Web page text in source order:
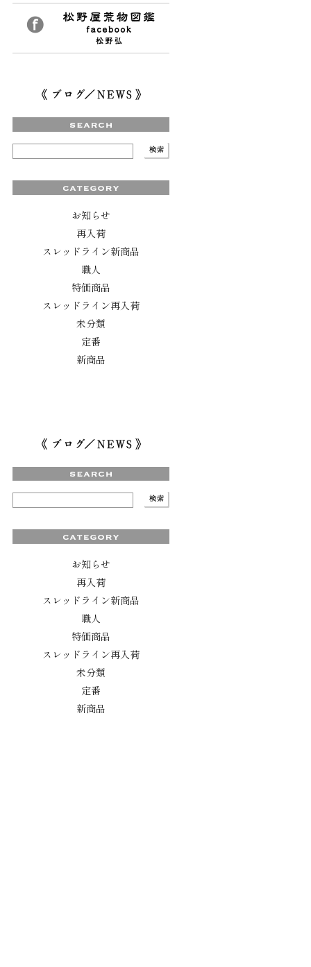
お知らせ
再入荷
スレッドライン新商品
職人
特価商品
スレッドライン再入荷
未分類
定番
新商品
お知らせ
再入荷
スレッドライン新商品
職人
特価商品
スレッドライン再入荷
未分類
定番
新商品